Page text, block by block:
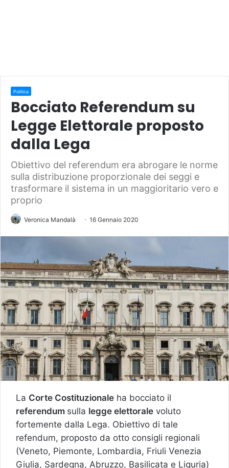
Politica
Bocciato Referendum su
Legge Elettorale proposto
dalla Lega
Obiettivo del referendum era abrogare le norme
sulla distribuzione proporzionale dei seggi e
trasformare il sistema in un maggioritario vero e
proprio
Veronica Mandalà 16 Gennaio 2020
La Corte Costituzionale ha bocciato il
referendum sulla legge elettorale voluto
fortemente dalla Lega. Obiettivo di tale
refendum, proposto da otto consigli regionali
(Veneto, Piemonte, Lombardia, Friuli Venezia
Giulia, Sardegna, Abruzzo, Basilicata e Liguria)